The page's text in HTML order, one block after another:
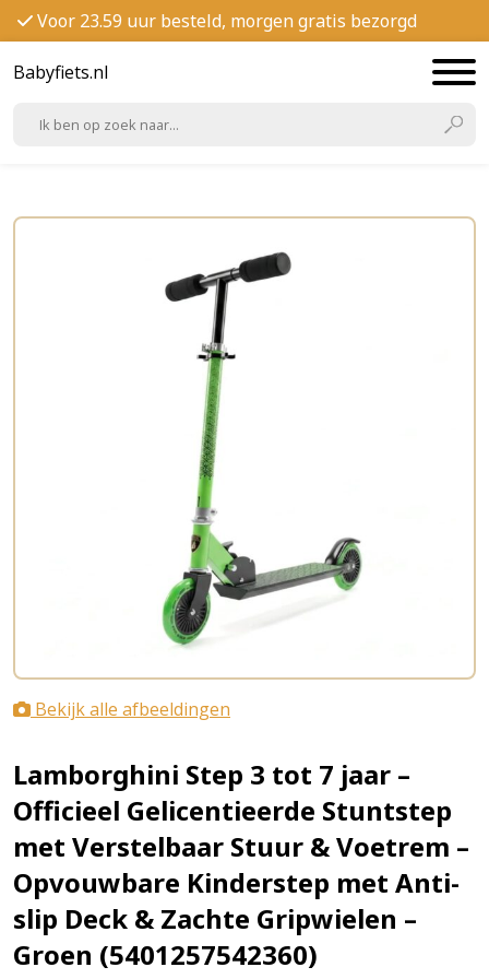
Voor 23.59 uur besteld, morgen gratis bezorgd
Babyfiets.nl
Bekijk alle afbeeldingen
Lamborghini Step 3 tot 7 jaar –
Officieel Gelicentieerde Stuntstep
met Verstelbaar Stuur & Voetrem –
Opvouwbare Kinderstep met Anti-
slip Deck & Zachte Gripwielen –
Groen (5401257542360)